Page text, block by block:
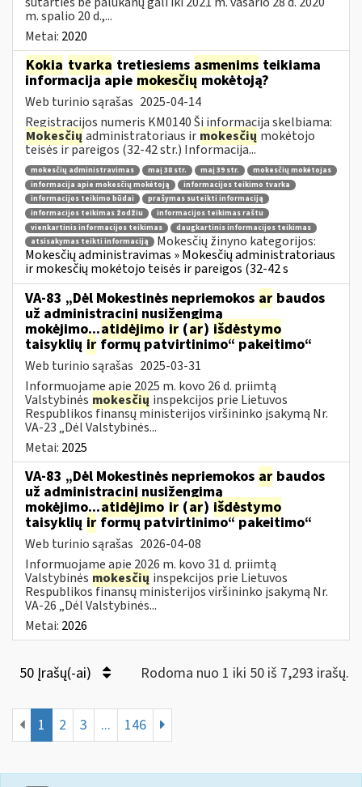
m. spalio 20 d.,...
Metai: 2020
Kokia tvarka tretiesiems asmenims teikiama
informacija apie mokesčiųmokėtoją?
Web turinio sąrašas 2025-04-14
Registracijos numeris KM0140 Ši informacija skelbiama:
Mokesčių administratoriaus ir mokesčių mokėtojo
teisės ir pareigos (32-42 str.) Informacija...
mokesčių administravimas maį 38 str. maį 39 str.
mokesčių mokėtojas
informacija apie mokesčių mokėtoją
informacijos teikimo tvarka
informacijos teikimo būdai
prašymas suteikti informaciją
informacijos teikimas žodžiu
informacijos teikimas raštu
vienkartinis informacijos teikimas
daugkartinis informacijos teikimas
atsisakymas teikti informaciją
Mokesčių žinyno kategorijos:
Mokesčių administravimas » Mokesčių administratoriaus
ir mokesčių mokėtojo teisės ir pareigos (32-42 s
VA-83 „Dėl Mokestinės nepriemokos ar baudos
už administracinį nusižengimą
mokėjimo...atidėjimo ir (ar) išdėstymo
taisyklių ir formų patvirtinimo“ pakeitimo“
Web turinio sąrašas 2025-03-31
Informuojame apie 2025 m. kovo 26 d. priimtą
Valstybinės mokesčių inspekcijos prie Lietuvos
Respublikos finansų ministerijos viršininko įsakymą Nr.
VA-23 „Dėl Valstybinės...
Metai: 2025
VA-83 „Dėl Mokestinės nepriemokos ar baudos
už administracinį nusižengimą
mokėjimo...atidėjimo ir (ar) išdėstymo
taisyklių ir formų patvirtinimo“ pakeitimo“
Web turinio sąrašas 2026-04-08
Informuojame apie 2026 m. kovo 31 d. priimtą
Valstybinės mokesčių inspekcijos prie Lietuvos
Respublikos finansų ministerijos viršininko įsakymą Nr.
VA-26 „Dėl Valstybinės...
Metai: 2026
50 Įrašų(-ai) Rodoma nuo 1 iki 50 iš 7,293 irašų.
1 2 3 ... 146